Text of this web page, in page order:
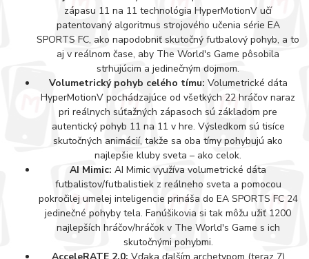
zápasu 11 na 11 technológia HyperMotionV učí
patentovaný algoritmus strojového učenia série EA
SPORTS FC, ako napodobniť skutočný futbalový pohyb, a to
aj v reálnom čase, aby The World's Game pôsobila
strhujúcim a jedinečným dojmom.
Volumetrický pohyb celého tímu: Volumetrické dáta
HyperMotionV pochádzajúce od všetkých 22 hráčov naraz
pri reálnych súťažných zápasoch sú základom pre
autentický pohyb 11 na 11 v hre. Výsledkom sú tisíce
skutočných animácií, takže sa oba tímy pohybujú ako
najlepšie kluby sveta – ako celok.
AI Mimic: AI Mimic využíva volumetrické dáta
futbalistov/futbalistiek z reálneho sveta a pomocou
pokročilej umelej inteligencie prináša do EA SPORTS FC 24
jedinečné pohyby tela. Fanúšikovia si tak môžu užiť 1200
najlepších hráčov/hráčok v The World's Game s ich
skutočnými pohybmi.